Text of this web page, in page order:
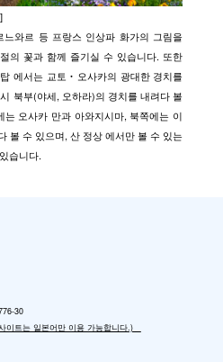
와르 등 프랑스 인상파 화가의 그림을
의 꽃과 함께 즐기실 수 있습니다. 또한
에서는 교토・오사카의 광대한 경치를
북부(야세, 오하라)의 경치를 내려다 볼
오사카 만과 아와지시마, 북쪽에는 이
볼 수 있으며, 산 정상 에서만 볼 수 있는
습니다.
30
이트는 일본어만 이용 가능합니다.)